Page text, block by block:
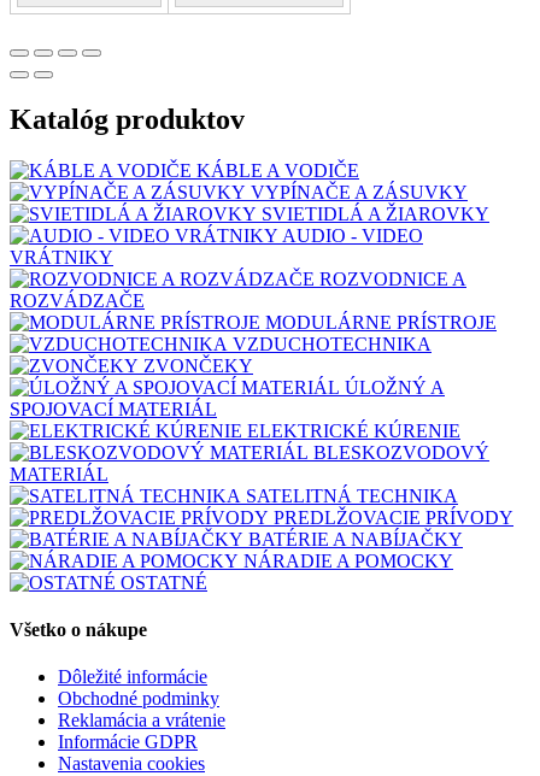
Katalóg produktov
KÁBLE A VODIČE
VYPÍNAČE A ZÁSUVKY
SVIETIDLÁ A ŽIAROVKY
AUDIO - VIDEO
VRÁTNIKY
ROZVODNICE A
ROZVÁDZAČE
MODULÁRNE PRÍSTROJE
VZDUCHOTECHNIKA
ZVONČEKY
ÚLOŽNÝ A
SPOJOVACÍ MATERIÁL
ELEKTRICKÉ KÚRENIE
BLESKOZVODOVÝ
MATERIÁL
SATELITNÁ TECHNIKA
PREDLŽOVACIE PRÍVODY
BATÉRIE A NABÍJAČKY
NÁRADIE A POMOCKY
OSTATNÉ
Všetko o nákupe
Dôležité informácie
Obchodné podminky
Reklamácia a vrátenie
Informácie GDPR
Nastavenia cookies